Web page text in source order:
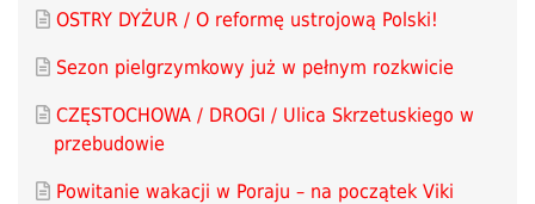
OSTRY DYŻUR / O reformę ustrojową Polski!
Sezon pielgrzymkowy już w pełnym rozkwicie
CZĘSTOCHOWA / DROGI / Ulica Skrzetuskiego w
przebudowie
Powitanie wakacji w Poraju – na początek Viki